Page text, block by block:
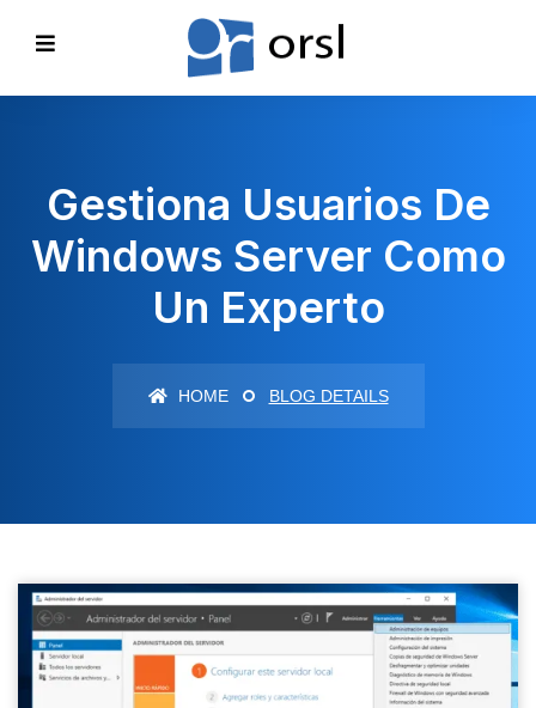
Gestiona Usuarios De
Windows Server Como
Un Experto
HOME BLOG DETAILS